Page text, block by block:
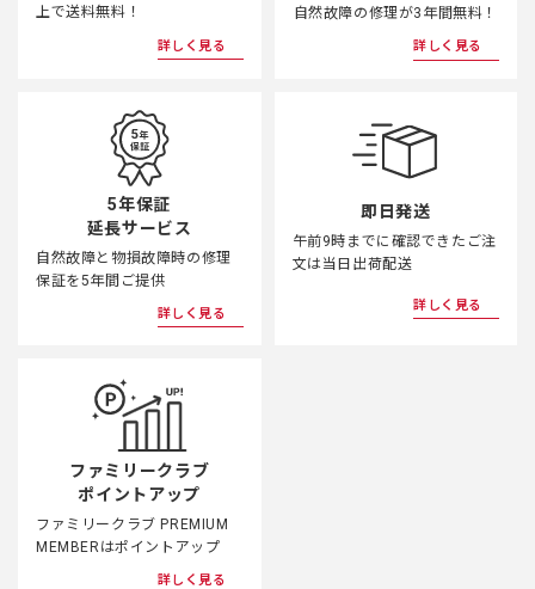
上で送料無料！
詳しく見る
自然故障の修理が3年間無料！
詳しく見る
5年保証
延長サービス
自然故障と物損故障時の修理
保証を5年間ご提供
詳しく見る
即日発送
午前9時までに確認できたご注
文は当日出荷配送
詳しく見る
ファミリークラブ
ポイントアップ
ファミリークラブ PREMIUM
MEMBERはポイントアップ
詳しく見る